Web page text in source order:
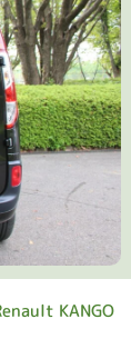
KANGO